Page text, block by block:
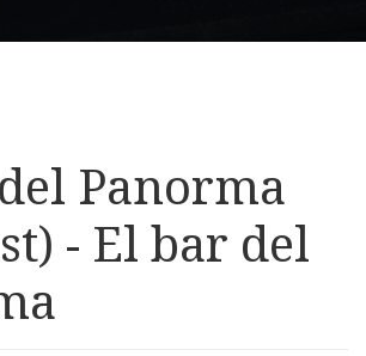
Panorma
- El bar del